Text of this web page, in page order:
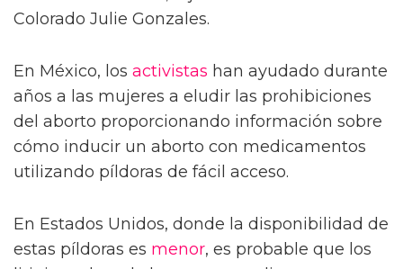
Colorado Julie Gonzales.
En México, los activistas han ayudado durante
años a las mujeres a eludir las prohibiciones
del aborto proporcionando información sobre
cómo inducir un aborto con medicamentos
utilizando píldoras de fácil acceso.
En Estados Unidos, donde la disponibilidad de
estas píldoras es menor, es probable que los